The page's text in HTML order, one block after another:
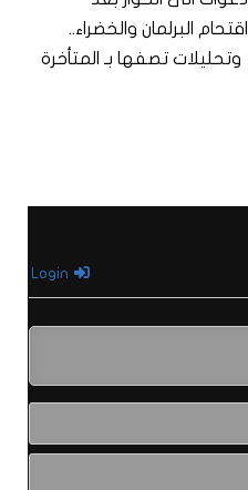
اقتحام البرلمان والخضراء..
وتحليلات تصفها بـ المتأخرة